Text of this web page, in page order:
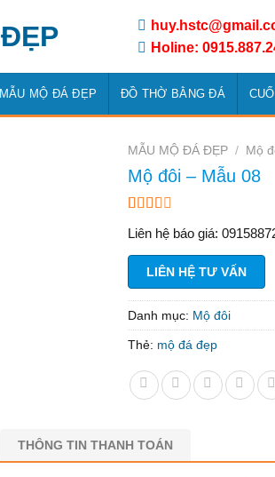
Holine:
MẪU MỘ ĐÁ ĐẸP ĐỒ THỜ BẰNG ĐÁ
MẪU MỘ ĐÁ ĐẸP / Mộ
Mộ đôi – Mẫu 08
trên 5
dựa
trên
đánh
Liên hệ báo giá:
LIÊN HỆ TƯ VẤN
Danh mục: Mộ đôi
Thẻ: mộ đá đẹp
THÔNG TIN THANH TOÁN